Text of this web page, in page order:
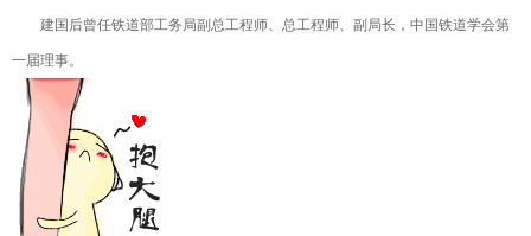
建国后曾任铁道部工务局副总工程师、总工程师、副局长，中国铁道学会第
一届理事。